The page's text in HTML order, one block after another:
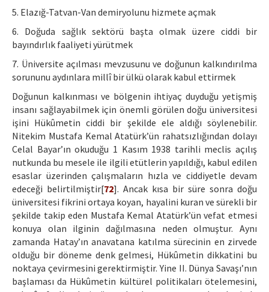
5. Elazığ-Tatvan-Van demiryolunu hizmete açmak
6. Doğuda sağlık sektörü başta olmak üzere ciddi bir
bayındırlık faaliyeti yürütmek
7. Üniversite açılması mevzusunu ve doğunun kalkındırılma
sorununu aydınlara millî bir ülkü olarak kabul ettirmek
Doğunun kalkınması ve bölgenin ihtiyaç duyduğu yetişmiş
insanı sağlayabilmek için önemli görülen doğu üniversitesi
işini Hükûmetin ciddi bir şekilde ele aldığı söylenebilir.
Nitekim Mustafa Kemal Atatürk’ün rahatsızlığından dolayı
Celal Bayar’ın okuduğu 1 Kasım 1938 tarihli meclis açılış
nutkunda bu mesele ile ilgili etütlerin yapıldığı, kabul edilen
esaslar üzerinden çalışmaların hızla ve ciddiyetle devam
edeceği belirtilmiştir[72]. Ancak kısa bir süre sonra doğu
üniversitesi fikrini ortaya koyan, hayalini kuran ve sürekli bir
şekilde takip eden Mustafa Kemal Atatürk’ün vefat etmesi
konuya olan ilginin dağılmasına neden olmuştur. Aynı
zamanda Hatay’ın anavatana katılma sürecinin en zirvede
olduğu bir döneme denk gelmesi, Hükûmetin dikkatini bu
noktaya çevirmesini gerektirmiştir. Yine II. Dünya Savaşı’nın
başlaması da Hükûmetin kültürel politikaları ötelemesini,